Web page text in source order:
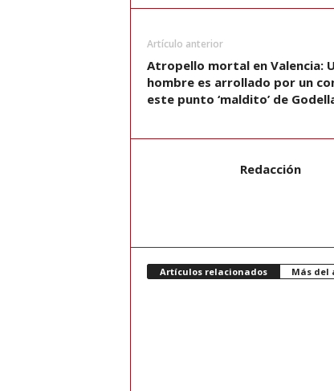
Artículo anterior
Atropello mortal en Valencia:
hombre es arrollado por un
este punto ‘maldito’ de
Redacción
Artículos relacionados Más del